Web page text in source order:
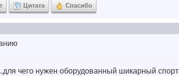
Цитата Спасибо
чего нужен оборудованный шикарный